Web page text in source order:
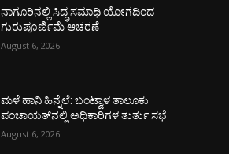
ನಾಗೂರಿನಲ್ಲಿ ಸಿದ್ಧ ಸಮಾಧಿ ಯೋಗದಿಂದ
ಗುರುಪೂರ್ಣಿಮೆ ಆಚರಣೆ
August 6, 2026
ಮಳೆ ಹಾನಿ ಹಿನ್ನೆಲೆ: ಬಂಟ್ವಾಳ ತಾಲೂಕು
ಪಂಚಾಯತ್‌ನಲ್ಲಿ ಅಧಿಕಾರಿಗಳ ತುರ್ತು ಸಭೆ
August 6, 2026